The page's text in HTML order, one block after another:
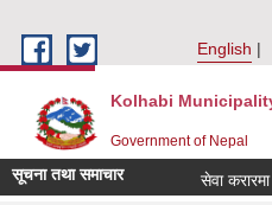
English
Kolhabi
Government of Nepal
सूचना तथा समाचार सेवा करारमा